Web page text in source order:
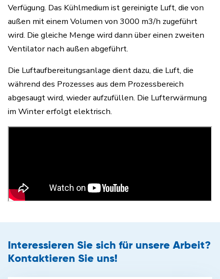
Verfügung. Das Kühlmedium ist gereinigte Luft, die von
außen mit einem Volumen von 3000 m3/h zugeführt
wird. Die gleiche Menge wird dann über einen zweiten
Ventilator nach außen abgeführt.
Die Luftaufbereitungsanlage dient dazu, die Luft, die
während des Prozesses aus dem Prozessbereich
abgesaugt wird, wieder aufzufüllen. Die Lufterwärmung
im Winter erfolgt elektrisch.
Interessieren Sie sich für unsere Arbeit?
Kontaktieren Sie uns!